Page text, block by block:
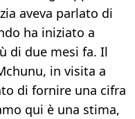
aveva parlato di
ha iniziato a
di due mesi fa. Il
in visita a
di fornire una cifra
qui è una stima,